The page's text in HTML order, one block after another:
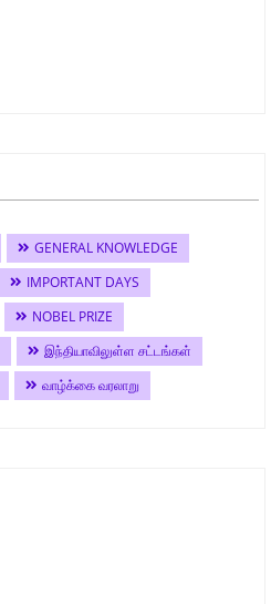
GENERAL KNOWLEDGE
IMPORTANT DAYS
NOBEL PRIZE
இந்தியாவிலுள்ள சட்டங்கள்
வாழ்க்கை வரலாறு